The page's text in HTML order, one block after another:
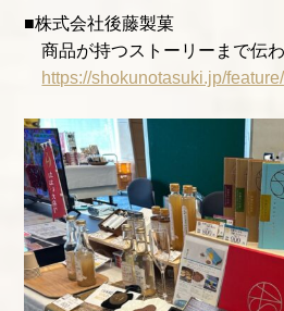
■株式会社後藤製菓
商品が持つストーリーまで伝
https://shokunotasuki.jp/